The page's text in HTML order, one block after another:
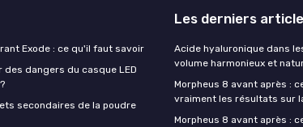
Exode : ce qu'il faut savoir
des dangers du casque LED
secondaires de la poudre
Les derniers
Acide hyaluronique dans
volume harmonieux et
Morpheus 8 avant après :
vraiment les résultats sur
Morpheus 8 avant après :